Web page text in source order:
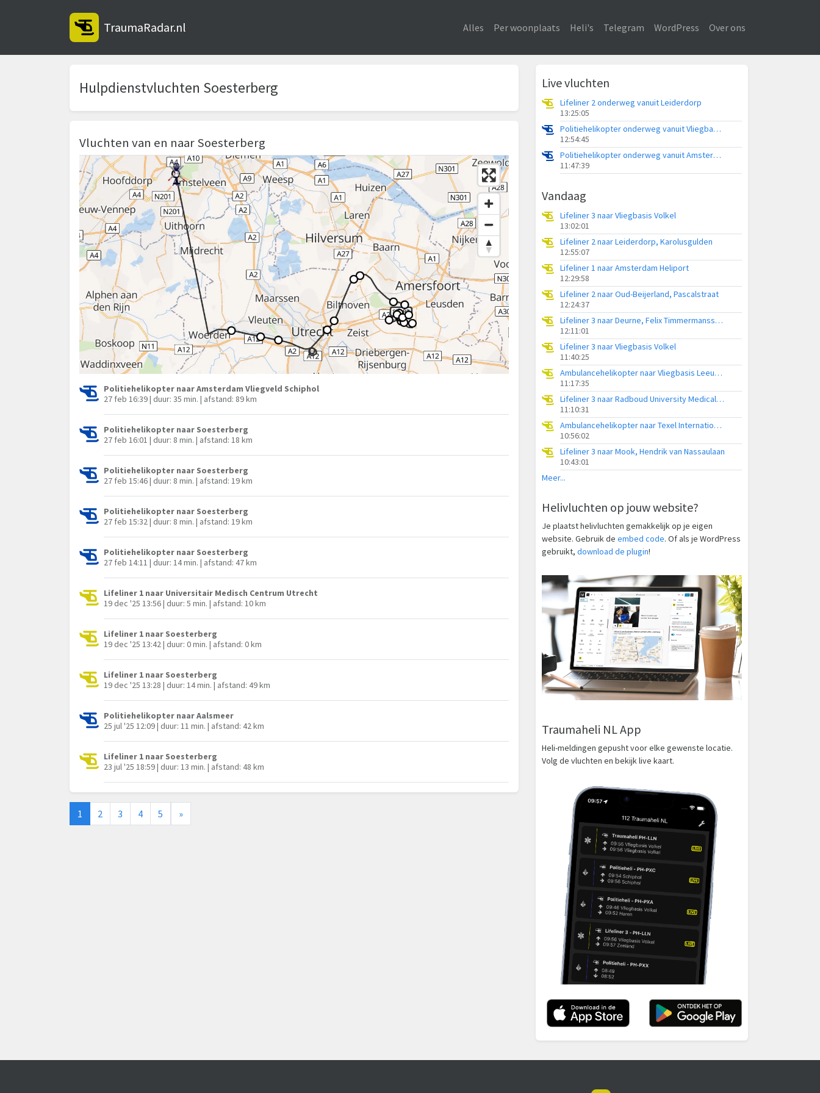
TraumaRadar.nl Alles Per woonplaats Heli's Telegram WordPress Over ons
Hulpdienstvluchten Soesterberg
Vluchten van en naar Soesterberg
Politiehelikopter naar Amsterdam Vliegveld Schiphol
27 feb 16:39 | duur: 35 min. | afstand: 89 km
Politiehelikopter naar Soesterberg
27 feb 16:01 | duur: 8 min. | afstand: 18 km
Politiehelikopter naar Soesterberg
27 feb 15:46 | duur: 8 min. | afstand: 19 km
Politiehelikopter naar Soesterberg
27 feb 15:32 | duur: 8 min. | afstand: 19 km
Politiehelikopter naar Soesterberg
27 feb 14:11 | duur: 14 min. | afstand: 47 km
Lifeliner 1 naar Universitair Medisch Centrum Utrecht
19 dec '25 13:56 | duur: 5 min. | afstand: 10 km
Lifeliner 1 naar Soesterberg
19 dec '25 13:42 | duur: 0 min. | afstand: 0 km
Lifeliner 1 naar Soesterberg
19 dec '25 13:28 | duur: 14 min. | afstand: 49 km
Politiehelikopter naar Aalsmeer
25 jul '25 12:09 | duur: 11 min. | afstand: 42 km
Lifeliner 1 naar Soesterberg
23 jul '25 18:59 | duur: 13 min. | afstand: 48 km
1 2 3 4 5 »
Live vluchten
Lifeliner 2 onderweg vanuit Leiderdorp
13:25:05
Politiehelikopter onderweg vanuit Vliegbasis Volkel
12:54:45
Politiehelikopter onderweg vanuit Amsterdam Vliegveld Schiphol
11:47:39
Vandaag
Lifeliner 3 naar Vliegbasis Volkel
13:02:01
Lifeliner 2 naar Leiderdorp, Karolusgulden
12:55:07
Lifeliner 1 naar Amsterdam Heliport
12:29:58
Lifeliner 2 naar Oud-Beijerland, Pascalstraat
12:24:37
Lifeliner 3 naar Deurne, Felix Timmermansstraat
12:11:01
Lifeliner 3 naar Vliegbasis Volkel
11:40:25
Ambulancehelikopter naar Vliegbasis Leeuwarden
11:17:35
Lifeliner 3 naar Radboud University Medical Center Heliport
11:10:31
Ambulancehelikopter naar Texel International Airport
10:56:02
Lifeliner 3 naar Mook, Hendrik van Nassaulaan
10:43:01
Meer...
Helivluchten op jouw website?
Je plaatst helivluchten gemakkelijk op je eigen
website. Gebruik de embed code. Of als je WordPress
gebruikt, download de plugin!
Traumaheli NL App
Heli-meldingen gepusht voor elke gewenste locatie.
Volg de vluchten en bekijk live kaart.